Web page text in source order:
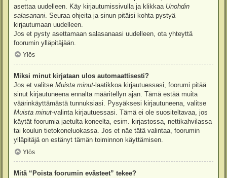
asettaa uudelleen. Käy kirjautumissivulla ja klikkaa Unohdin
salasanani . Seuraa ohjeita ja sinun pitäisi kohta pystyä
kirjautumaan uudelleen.
Jos et pysty asettamaan salasanaasi uudelleen, ota yhteyttä
foorumin ylläpitäjään.
Ylös
Miksi minut kirjataan ulos automaattisesti?
Jos et valitse Muista minut-laatikkoa kirjautuessasi, foorumi pitää
sinut kirjautuneena ennalta määritellyn ajan. Tämä estää muita
väärinkäyttämästä tunnuksiasi. Pysyäksesi kirjautuneena, valitse
Muista minut-valinta kirjautuessasi. Tämä ei ole suositeltavaa, jos
käytät foorumia jaetulta koneelta, esim. kirjastossa, nettikahvilassa
tai koulun tietokoneluokassa. Jos et näe tätä valintaa, foorumin
ylläpitäjä on estänyt tämän toiminnon käyttämisen.
Ylös
Mitä “Poista foorumin evästeet” tekee?